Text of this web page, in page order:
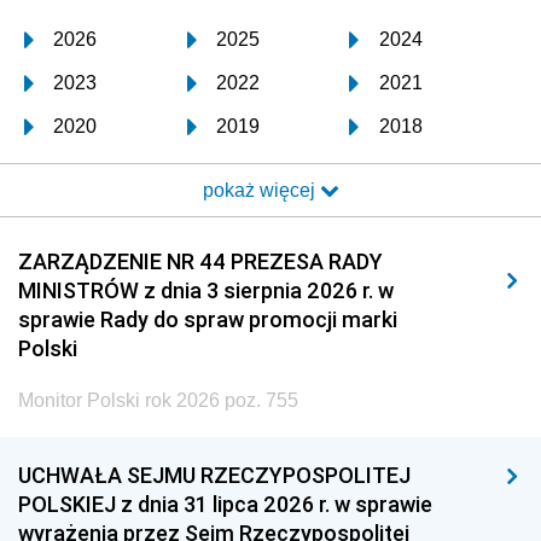
2026 2025 2024
2023 2022 2021
2020 2019 2018
2017 2016 2015
2014 2013 2012
2011 2010 2009
2008 2007 2006
2005
1996 1995 1994
1993 1992 1991
pokaż więcej
ZARZĄDZENIE NR 44 PREZESA RADY
MINISTRÓW z dnia 3 sierpnia 2026 r. w
sprawie Rady do spraw promocji marki
Polski
Monitor Polski rok 2026 poz. 755
UCHWAŁA SEJMU RZECZYPOSPOLITEJ
POLSKIEJ z dnia 31 lipca 2026 r. w sprawie
wyrażenia przez Sejm Rzeczypospolitej